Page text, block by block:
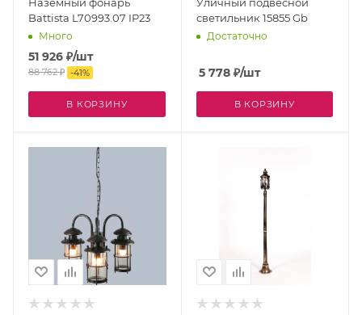
Battista L70993.07 IP23
Много
51 926 ₽/шт
88 762₽ -41%
В КОРЗИНУ
светильник 15855 Gb
Достаточно
5 778₽/шт
В КОРЗИНУ